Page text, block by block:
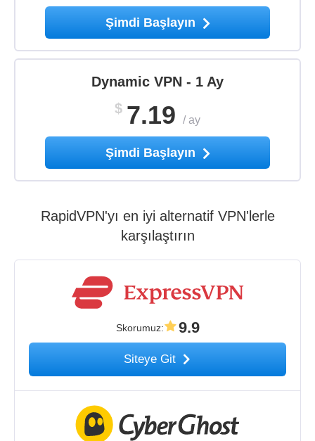
Şimdi Başlayın
Dynamic VPN - 1 Ay
$ 7.19 /ay
Şimdi Başlayın
RapidVPN'yı en iyi alternatif VPN'lerle
karşılaştırın
Skorumuz: 9.9
Siteye Git